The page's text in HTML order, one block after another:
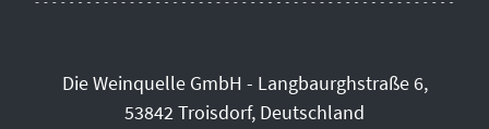
Die Weinquelle GmbH - Langbaurghstraße 6,
53842 Troisdorf, Deutschland